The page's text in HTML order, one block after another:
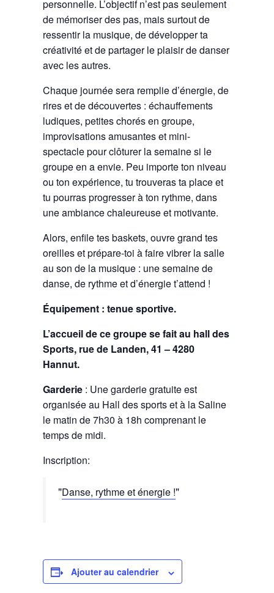
personnelle. L’objectif n’est pas seulement
de mémoriser des pas, mais surtout de
ressentir la musique, de développer ta
créativité et de partager le plaisir de danser
avec les autres.
Chaque journée sera remplie d’énergie, de
rires et de découvertes : échauffements
ludiques, petites chorés en groupe,
improvisations amusantes et mini-
spectacle pour clôturer la semaine si le
groupe en a envie. Peu importe ton niveau
ou ton expérience, tu trouveras ta place et
tu pourras progresser à ton rythme, dans
une ambiance chaleureuse et motivante.
Alors, enfile tes baskets, ouvre grand tes
oreilles et prépare-toi à faire vibrer la salle
au son de la musique : une semaine de
danse, de rythme et d’énergie t’attend !
Équipement : tenue sportive.
L’accueil de ce groupe se fait au hall des
Sports, rue de Landen, 41 – 4280
Hannut.
Garderie : Une garderie gratuite est
organisée au Hall des sports et à la Saline
le matin de 7h30 à 18h comprenant le
temps de midi.
Inscription:
Danse, rythme et énergie !
Ajouter au calendrier